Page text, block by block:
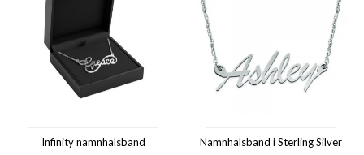
Infinity namnhalsband Namnhalsband i Sterling Silver